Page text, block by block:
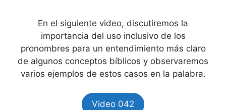
En el siguiente video, discutiremos la
importancia del uso inclusivo de los
pronombres para un entendimiento más claro
de algunos conceptos bíblicos y observaremos
varios ejemplos de estos casos en la palabra.
Video 042